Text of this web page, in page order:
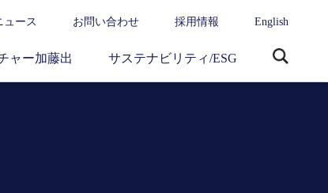
ュース お問い合わせ 採用情報 English
ャー加藤出 サステナビリティ/ESG